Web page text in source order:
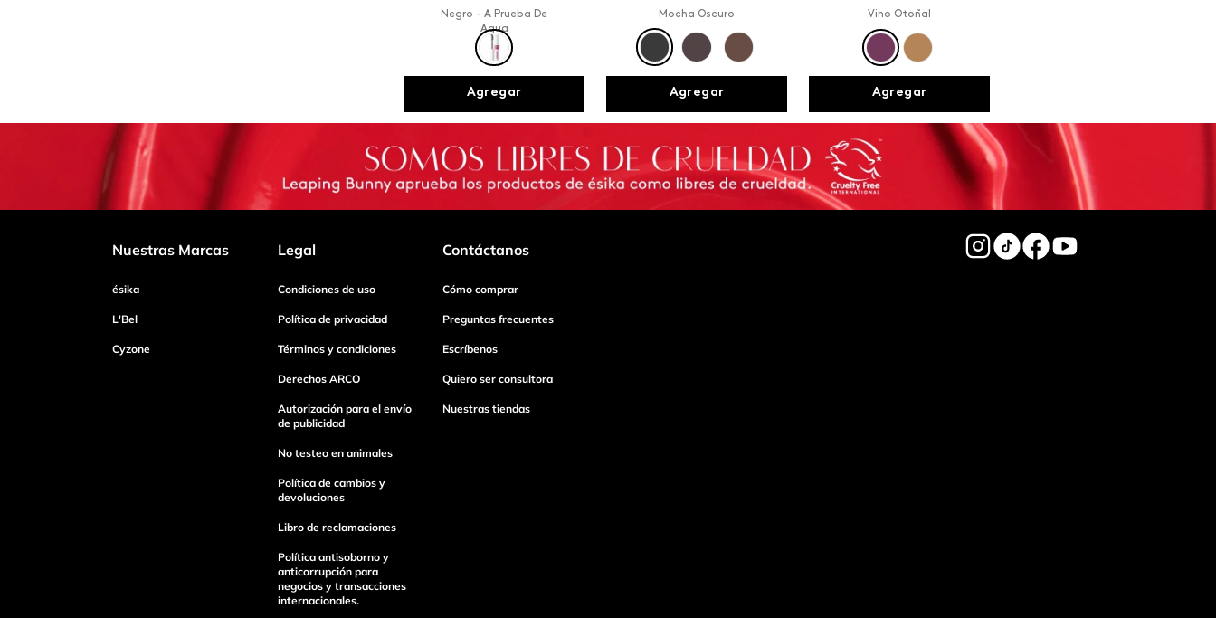
Negro - A Prueba De
Agua
Agregar
Mocha Oscuro
Agregar
Vino Otoñal
Agregar
Nuestras Marcas
ésika
L'Bel
Cyzone
Legal
Condiciones de uso
Política de privacidad
Términos y condiciones
Derechos ARCO
Autorización para el envío
de publicidad
No testeo en animales
Política de cambios y
devoluciones
Libro de reclamaciones
Política antisoborno y
anticorrupción para
negocios y transacciones
internacionales.
Contáctanos
Cómo comprar
Preguntas frecuentes
Escríbenos
Quiero ser consultora
Nuestras tiendas